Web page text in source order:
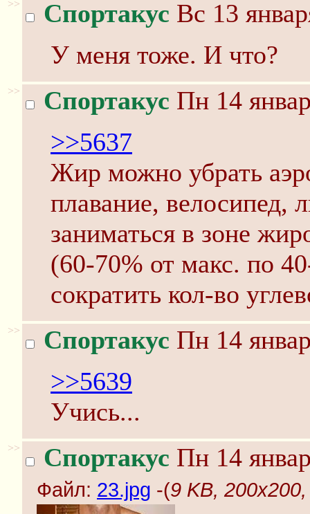
>> Спортакус Вс 13
У меня тоже. И что?
>> Спортакус Пн 14
>>5637
Жир можно убрать
плавание, велосипед,
заниматься в зоне
(60-70% от макс. по
сократить кол-во
>> Спортакус Пн 14
>>5639
Учись...
>> Спортакус Пн 14
Файл: 23.jpg -(9 KB,